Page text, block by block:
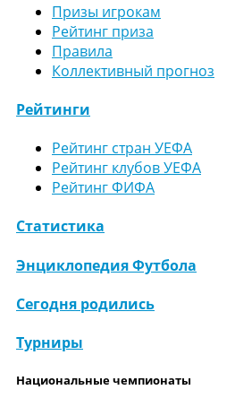
Призы игрокам
Рейтинг приза
Правила
Коллективный прогноз
Рейтинги
Рейтинг стран УЕФА
Рейтинг клубов УЕФА
Рейтинг ФИФА
Статистика
Энциклопедия Футбола
Сегодня родились
Турниры
Национальные чемпионаты